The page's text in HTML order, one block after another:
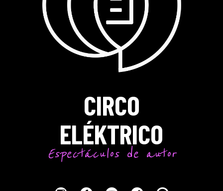
CIRCO
ELÉKTRICO
Espectáculos de autor